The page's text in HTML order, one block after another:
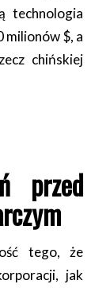
technologia
milionów $, a
chińskiej
przed
tego, że
jak